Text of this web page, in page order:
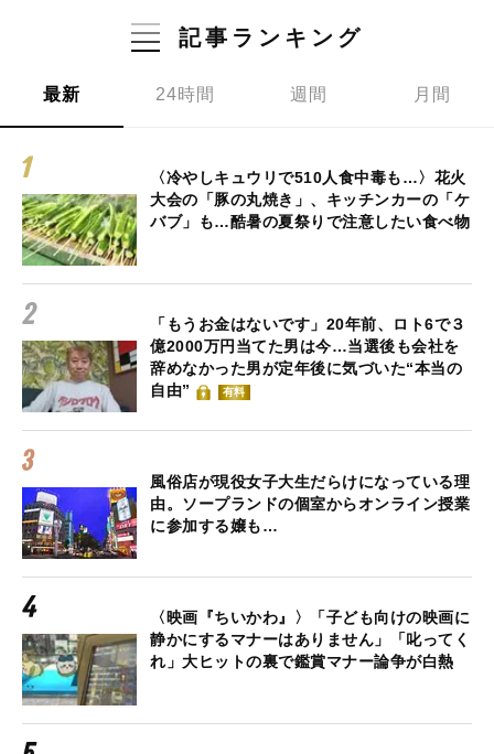
記事ランキング
最新 24時間 週間 月間
〈冷やしキュウリで510人食中毒も…〉花火
大会の「豚の丸焼き」、キッチンカーの「ケ
バブ」も…酷暑の夏祭りで注意したい食べ物
「もうお金はないです」20年前、ロト6で３
億2000万円当てた男は今…当選後も会社を
辞めなかった男が定年後に気づいた“本当の
自由”
有料
風俗店が現役女子大生だらけになっている理
由。ソープランドの個室からオンライン授業
に参加する嬢も…
〈映画『ちいかわ』〉「子ども向けの映画に
静かにするマナーはありません」「叱ってく
れ」大ヒットの裏で鑑賞マナー論争が白熱